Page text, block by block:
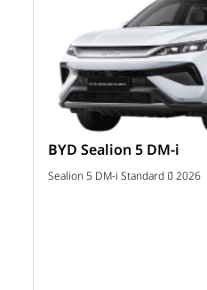
BYD Sealion 5 DM-i
Sealion 5 DM-i Standard ปี 2026